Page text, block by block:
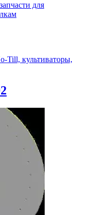
для
Till, культиваторы,